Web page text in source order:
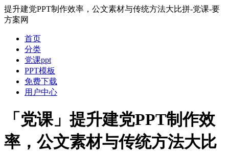
提升建党PPT制作效率，公文素材与传统方法大比拼-党课-要
方案网
首页
分类
党课ppt
PPT模板
免费下载
用户中心
「党课」提升建党PPT制作效
率，公文素材与传统方法大比